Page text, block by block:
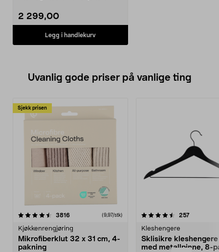
2 299,00
Legg i handlekurv
Uvanlig gode priser på vanlige ting
Sjekk prisen
3816anmeldelser(9,97/stk)
Kjøkkenrengjøring
Mikrofiberklut 32 x 31 cm, 4-
pakning
4.5av 5 stjerner 257
Kleshengere
Sklisikre
med metallpinne, 8-
4.5av 5 stjerner